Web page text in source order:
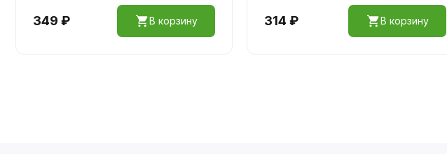
349 ₽ В корзину 314 ₽ В корзину